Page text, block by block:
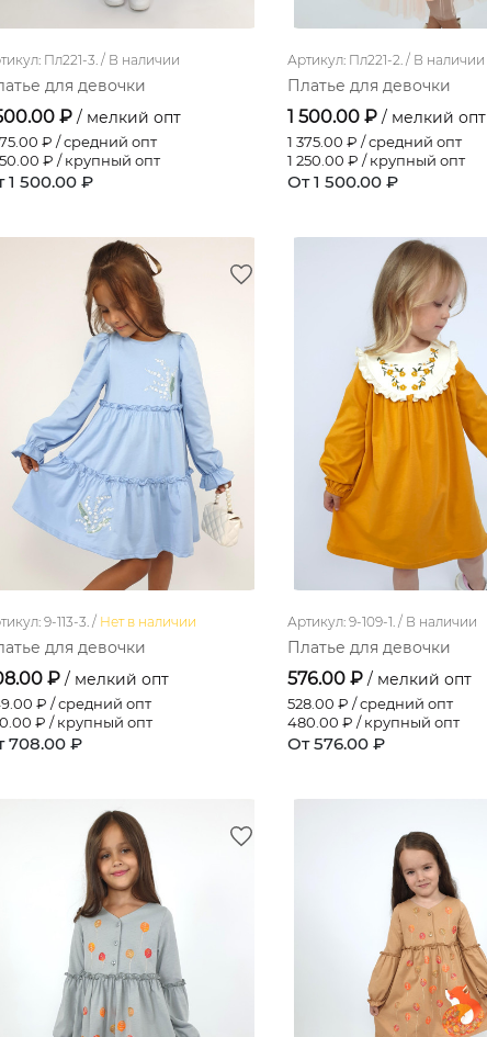
Пл221-3. / В наличии
для девочки
₽ / мелкий опт
₽ / средний опт
₽ / крупный опт
1 500.00 ₽
Артикул: Пл221-2. / В наличии
Платье для девочки
1 500.00 ₽ / мелкий опт
1 375.00 ₽ / средний опт
1 250.00 ₽ / крупный опт
От 1 500.00 ₽
9-113-3. / Нет в наличии
для девочки
₽ / мелкий опт
₽ / средний опт
₽ / крупный опт
708.00 ₽
Артикул: 9-109-1. / В наличии
Платье для девочки
576.00 ₽ / мелкий опт
528.00 ₽ / средний опт
480.00 ₽ / крупный опт
От 576.00 ₽